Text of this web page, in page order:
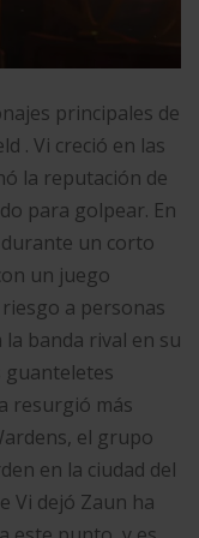
principales de
. Vi creció en las
la reputación de
para golpear. En
un corto
un juego
a personas
la banda rival en su
guanteletes
resurgió más
el grupo
en la ciudad del
Vi dejó Zaun ha